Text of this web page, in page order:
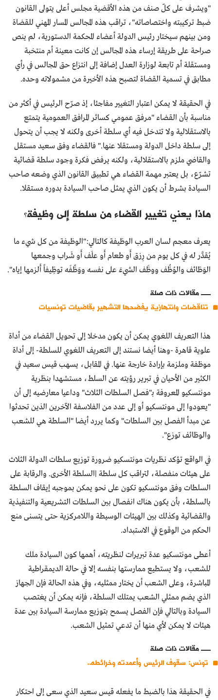
"ويشرف على كلّ صنف من هذه الأقضية مجلس أعلى يتولى القانون
ضبط تركيبته واختصاصاته"، تراقب هذه المجالس المسار المهني للقضاة
ومن بينهم سيختار رئيس الدولة أعضاء المحكمة الدستورية، لم ينص
صراحة على طريقة إرساء هذه المجالس إن كانت معينة أم منتخبة
ومستقلة أم تابعة لوزارة العدل إضافة إلى انتزاع حق المجالس في رأي
مطابق في تسمية القضاة لتصبح هذه الأخيرة من مشمولاته وحده.
في الحقيقة لا يمكن اعتبار التغيير مفاجئا، إذ صرّح الرئيس في أكثر من
مناسبة بأن القضاء "مرفق عمومي كسائر المرافق العمومية يتمتع
بالاستقلالية ولا تتدخل فيه أي سلطة أخرى ولكنه لا يجب أن يتحول
إلى سلطة داخل الدولة ومستقلا عنها." فالقضاء وفق سعيد مستقل
والقاضي ملزم بالاستقلالية، ولكنه يرفض فكرة وجود سلطة قضائية
تشرّع، بل يعتبر مهمة القضاء هي تطبيق القانون الذي وضعه صاحب
السيادة بشرط أن يكون الذي يمثل صاحب السيادة بدوره مستقلا.
ماذا يعني تغيير القضاء من سلطة إلى وظيفة؟
يعرف معجم لسان العرب الوظيفة كالتالي:"الوظيفة من كل شيء ما
يُقدَّر له في كل يوم من رِزق أَو طعام أَو علَف أَو شَراب وجمعها
الوَظائف والوُظُف ووظَف الشيءَ على نفسه ووَظّفَه توظِيفاً أَلزمها إياه".
مقالات ذات صلة
تناقضات وانتهازية يفضحها التشهير بقاضيات تونسيات
هذا التعريف اللغوي يمكن أن يكون مدخلا إلى تحويل القضاء من أداة
علوية قاهرة -وهنا أيضا نستند إلى التعريف اللغوي للسلطة- إلى أداة
موظفة وملزمة بإرادة خارجة عنها. في المقابل، يسهب قيس سعيد في
الكثير من الأحيان في تبرير رؤيته عن السلط، مستشهدا بنظرية
مونتسكيو المعروفة بـ"فصل السلطات الثلاث" وداعيا معارضيه إلى أن
"يعودوا إلى مونتسكيو أو إلى عدد من الفلاسفة الآخرين الذين تحدثوا
عن مبدأ الفصل بين السلطات" وكما يررد أيضا "السلطة هي للشعب
والوظائف توزع".
في الواقع تؤكد نظريات مونتسكيو ضرورة توزيع سلطات الدولة الثلاث
على هيئات منفصلة، لتراقب كل سلطة |السلطة الأخرى. والرقابة على
السلطات وفق مونتسكيو تكون على نحو يمكن بموجبه إيقاف السلطة
بالسلطة، بأن يكون هناك انفصال بين السلطات التشريعية والتنفيذية
والقضائية وكذلك بين الهيئات الوسيطة واللامركزية حتى يتسنى منع
الحكم من الوقوع في الاستبداد.
أعطى مونتسكيو عدة تبريرات لنظريته، أهمها كون السيادة ملك
للشعب، ولا يستطيع ممارستها بنفسه إلا في حالة الديمقراطية
المباشرة، وعلى الشعب أن يختار ممثليه، وفي هذه الحالة فإن الجهاز
الذي يضم ممثلي الشعب يمتلك السلطة، فإنه يمكن أن يغتصب
السيادة وبالتالي فإن الفصل يسمح بتوزيع ممارسة السيادة بين عدة
هيئات لا يمكن لأي منها أن تدعي تمثيل الشعب.
مقالات ذات صلة
تونس: سقوف الرئيس وأعمدته وخرائطه..
في الحقيقة هذا بالضبط ما يفعله قيس سعيد الذي سعى إلى احتكار